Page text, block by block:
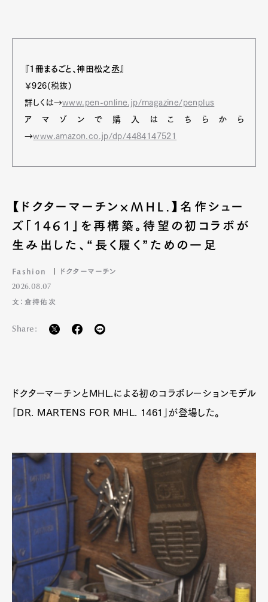
ProductCultureLifestyle
Official Columnist
About
Contact
Pen international Pen tw
『1冊まるごと、神田松之丞』
￥926(税抜)
詳しくは→www.pen-online.jp/magazine/penplus
アマゾンで購入はこちらから
→www.amazon.co.jp/dp/4484147521
【ドクターマーチン×MHL.】名作シュー
ズ「1461」を再構築。待望の初コラボが
生み出した、“長く履く”ための一足
Fashion ドクターマーチン
2026.08.07
文：倉持佑次
Share:
ドクターマーチンとMHL.による初のコラボレーションモデル
「DR. MARTENS FOR MHL. 1461」が登場した。